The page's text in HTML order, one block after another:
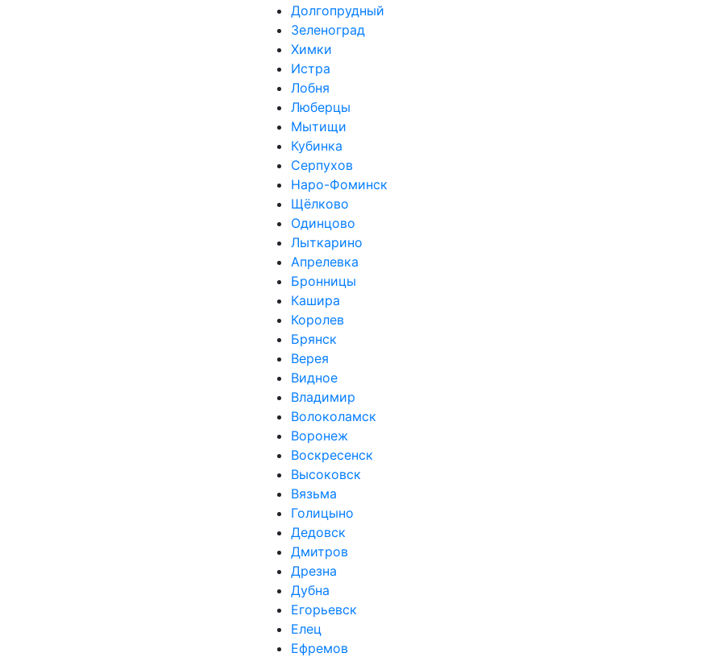
Долгопрудный
Зеленоград
Химки
Истра
Лобня
Люберцы
Мытищи
Кубинка
Серпухов
Наро-Фоминск
Щёлково
Одинцово
Лыткарино
Апрелевка
Бронницы
Кашира
Королев
Брянск
Верея
Видное
Владимир
Волоколамск
Воронеж
Воскресенск
Высоковск
Вязьма
Голицыно
Дедовск
Дмитров
Дрезна
Дубна
Егорьевск
Елец
Ефремов